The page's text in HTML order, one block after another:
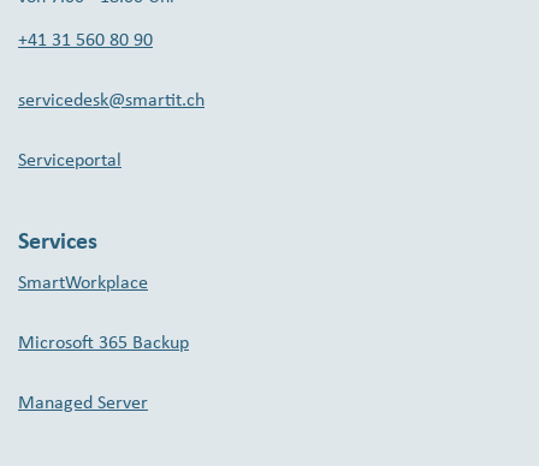
+41 31 560 80 90
servicedesk@smartit.ch
Serviceportal
Services
SmartWorkplace
Microsoft 365 Backup
Managed Server